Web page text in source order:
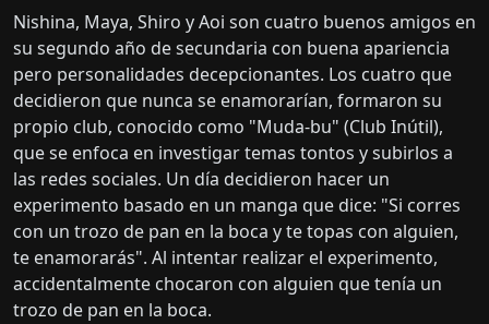
Nishina, Maya, Shiro y Aoi son cuatro buenos amigos en
su segundo año de secundaria con buena apariencia
pero personalidades decepcionantes. Los cuatro que
decidieron que nunca se enamorarían, formaron su
propio club, conocido como "Muda-bu" (Club Inútil),
que se enfoca en investigar temas tontos y subirlos a
las redes sociales. Un día decidieron hacer un
experimento basado en un manga que dice: "Si corres
con un trozo de pan en la boca y te topas con alguien,
te enamorarás". Al intentar realizar el experimento,
accidentalmente chocaron con alguien que tenía un
trozo de pan en la boca.